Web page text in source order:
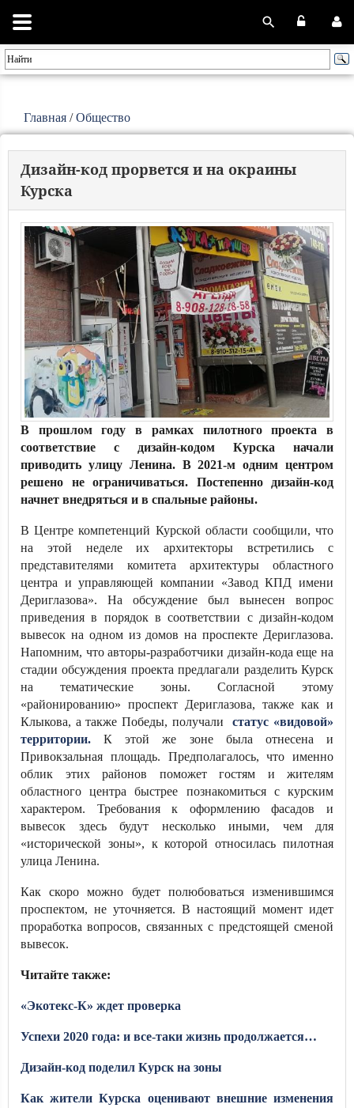
Главная /Общество
Дизайн-код прорвется и на окраины
Курска
В прошлом году в рамках пилотного проекта в
соответствие с дизайн-кодом Курска начали
приводить улицу Ленина. В 2021-м одним центром
решено не ограничиваться. Постепенно дизайн-код
начнет внедряться и в спальные районы.
В Центре компетенций Курской области сообщили, что
на этой неделе их архитекторы встретились с
представителями комитета архитектуры областного
центра и управляющей компании «Завод КПД имени
Дериглазова». На обсуждение был вынесен вопрос
приведения в порядок в соответствии с дизайн-кодом
вывесок на одном из домов на проспекте Дериглазова.
Напомним, что авторы-разработчики дизайн-кода еще на
стадии обсуждения проекта предлагали разделить Курск
на тематические зоны. Согласной этому
«районированию» проспект Дериглазова, также как и
Клыкова, а также Победы, получалистатус «видовой»
территории. К этой же зоне была отнесена и
Привокзальная площадь. Предполагалось, что именно
облик этих районов поможет гостям и жителям
областного центра быстрее познакомиться с курским
характером. Требования к оформлению фасадов и
вывесок здесь будут несколько иными, чем для
«исторической зоны», к которой относилась пилотная
улица Ленина.
Как скоро можно будет полюбоваться изменившимся
проспектом, не уточняется. В настоящий момент идет
проработка вопросов, связанных с предстоящей сменой
вывесок.
Читайте также:
«Экотекс-К» ждет проверка
Успехи 2020 года: и все-таки жизнь продолжается…
Дизайн-код поделил Курск на зоны​​​​​​​
Как жители Курска оценивают внешние изменения